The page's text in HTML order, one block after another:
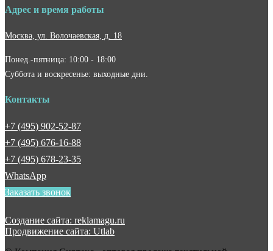
Адрес и время работы
Москва, ул. Волочаевская, д. 18
Понед.-пятница: 10:00 - 18:00
Суббота и воскресенье: выходные дни.
Контакты
+7 (495) 902-52-87
+7 (495) 676-16-88
+7 (495) 678-23-35
WhatsApp
Заказать звонок
Создание сайта: reklamagu.ru
Продвижение сайта: Utlab